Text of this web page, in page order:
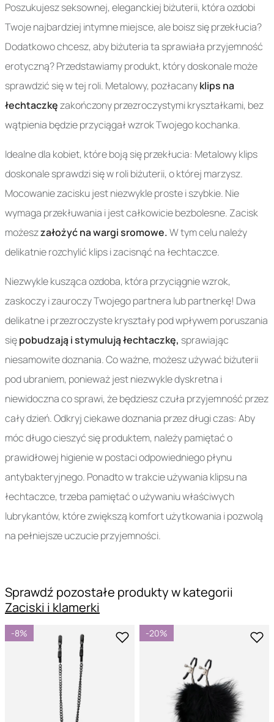
Poszukujesz seksownej, eleganckiej biżuterii, która ozdobi
Twoje najbardziej intymne miejsce, ale boisz się przekłucia?
Dodatkowo chcesz, aby biżuteria ta sprawiała przyjemność
erotyczną? Przedstawiamy produkt, który doskonale może
sprawdzić się w tej roli. Metalowy, pozłacanyklips na
łechtaczkęzakończony przezroczystymi kryształkami, bez
wątpienia będzie przyciągał wzrok Twojego kochanka.
Idealne dla kobiet, które boją się przekłucia: Metalowy klips
doskonale sprawdzi się w roli biżuterii, o której marzysz.
Mocowanie zacisku jest niezwykle proste i szybkie. Nie
wymaga przekłuwania i jest całkowicie bezbolesne. Zacisk
możeszzałożyć na wargi sromowe.W tym celu należy
delikatnie rozchylić klips i zacisnąć na łechtaczce.
Niezwykle kusząca ozdoba, która przyciągnie wzrok,
zaskoczy i zauroczy Twojego partnera lub partnerkę! Dwa
delikatne i przezroczyste kryształy pod wpływem poruszania
siępobudzają i stymulują łechtaczkę, sprawiając
niesamowite doznania. Co ważne, możesz używać biżuterii
pod ubraniem, ponieważ jest niezwykle dyskretna i
niewidoczna co sprawi, że będziesz czuła przyjemność przez
cały dzień. Odkryj ciekawe doznania przez długi czas: Aby
móc długo cieszyć się produktem, należy pamiętać o
prawidłowej higienie w postaci odpowiedniego płynu
antybakteryjnego. Ponadto w trakcie używania klipsu na
łechtaczce, trzeba pamiętać o używaniu właściwych
lubrykantów, które zwiększą komfort użytkowania i pozwolą
na pełniejsze uczucie przyjemności.
Sprawdź pozostałe produkty w kategorii
Zaciski i klamerki
-8% -20%